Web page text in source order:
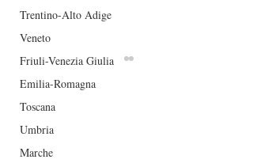
Trentino-Alto Adige
Veneto
Friuli-Venezia Giulia
Emilia-Romagna
Toscana
Umbria
Marche